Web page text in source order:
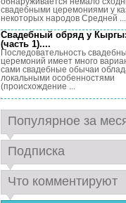
свадебными церемониями у
некоторых народов Средней ...
Свадебный обряд у
(часть 1)....
Последовательность
церемоний имеет много
сами свадебные обычаи
локальными особенностями
(происхождение ...
Популярное за
Подписка
Что комментируют